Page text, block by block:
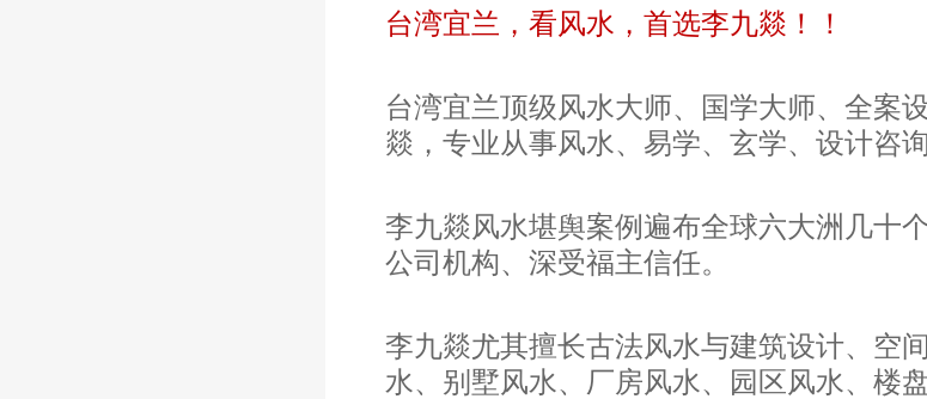
台湾宜兰，看风水，首选李九燚！！
台湾宜兰顶级风水大师、国学大师、 全案
燚， 专业从事风水、易学、玄学、设计咨
李九燚风水堪舆案例遍布全球六大洲几十
公司机构、深受福主信任。
李九燚尤其擅长古法风水与建筑设计、空
水、别墅风水、厂房风水、园区风水、楼